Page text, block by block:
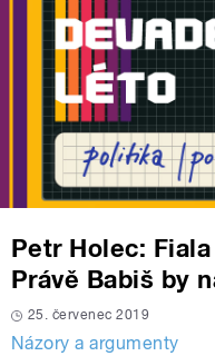
Petr Holec:
Právě Babiš by
25. červenec 2019
Názory a argumenty